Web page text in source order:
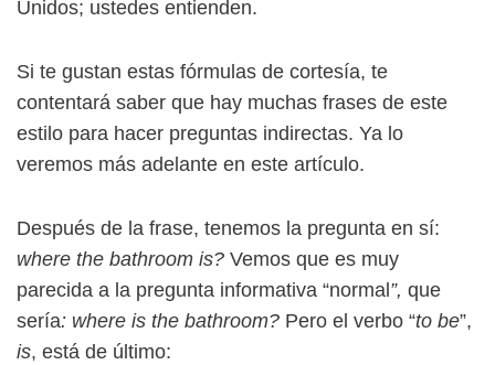
Unidos; ustedes entienden.
Si te gustan estas fórmulas de cortesía, te
contentará saber que hay muchas frases de este
estilo para hacer preguntas indirectas. Ya lo
veremos más adelante en este artículo.
Después de la frase, tenemos la pregunta en sí:
where the bathroom is? Vemos que es muy
parecida a la pregunta informativa “normal ”, que
sería: where is the bathroom? Pero el verbo “to be”,
is, está de último: